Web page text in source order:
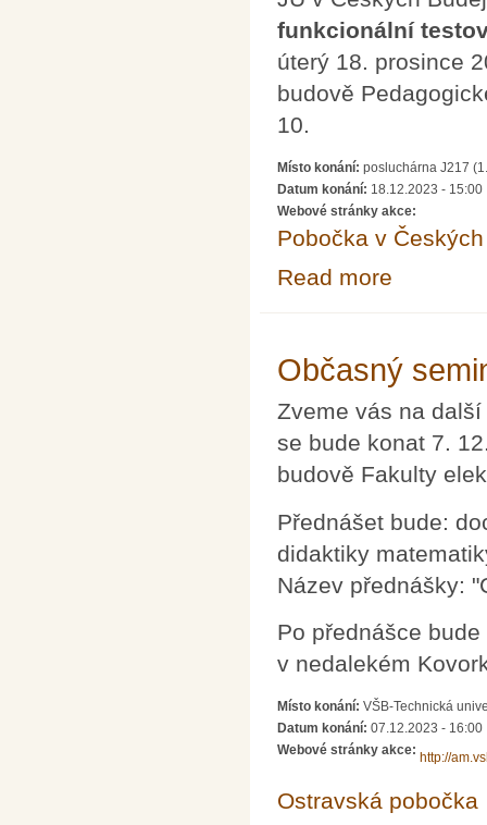
funkcionální
úterý 18. prosince
budově
10.
Místo konání: posluchárna J217
Datum konání: 18.12.2023 - 15:00
Webové stránky akce:
Pobočka v
Read more
Občasný
Zveme vás na
se bude konat 7.
budově Fakulty
Přednášet bude:
didaktiky
Název přednášky:
Po přednášce
v nedalekém
Místo konání: VŠB-Technická
Datum konání: 07.12.2023 - 16:00
Webové stránky akce:
http://
Ostravská pobočka